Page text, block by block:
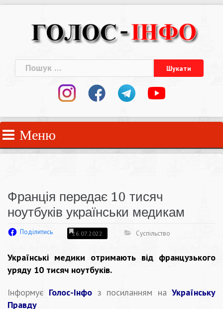
Пошук:
Меню
Франція передає 10 тисяч
ноутбуків українськи медикам
Поділитись 26.07.2022 Суспільство
Українські медики отримають від французького
уряду 10 тисяч ноутбуків.
Інформує Голос-Інфо з посиланням на Українську
Правду